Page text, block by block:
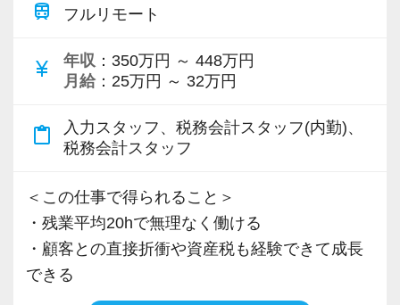
train フルリモート
currency_yen 年収 ：350万円 ～ 448万円
月給 ：25万円 ～ 32万円
content_paste
入力スタッフ、税務会計スタッフ(内勤)、
税務会計スタッフ
＜この仕事で得られること＞
・残業平均20hで無理なく働ける
・顧客との直接折衝や資産税も経験できて成長
できる